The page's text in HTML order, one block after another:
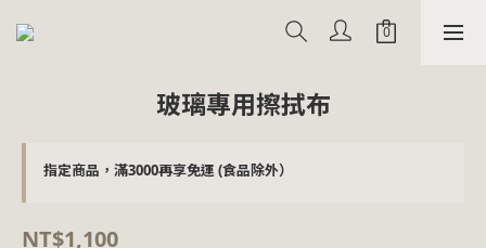
玻璃專用擦拭布
指定商品，滿3000再享免運 (食品除外）
NT$1,100